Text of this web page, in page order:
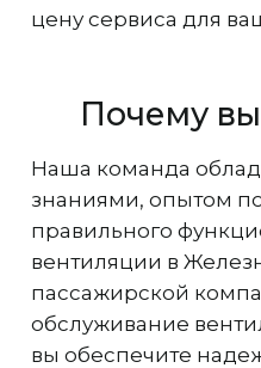
цену сервиса для
Почему
Наша команда
знаниями, опытом
правильного
вентиляции в
пассажирской
обслуживание
вы обеспечите